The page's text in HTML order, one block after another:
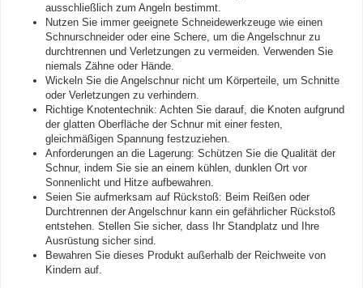
ausschließlich zum Angeln bestimmt.
Nutzen Sie immer geeignete Schneidewerkzeuge wie einen
Schnurschneider oder eine Schere, um die Angelschnur zu
durchtrennen und Verletzungen zu vermeiden. Verwenden Sie
niemals Zähne oder Hände.
Wickeln Sie die Angelschnur nicht um Körperteile, um Schnitte
oder Verletzungen zu verhindern.
Richtige Knotentechnik: Achten Sie darauf, die Knoten aufgrund
der glatten Oberfläche der Schnur mit einer festen,
gleichmäßigen Spannung festzuziehen.
Anforderungen an die Lagerung: Schützen Sie die Qualität der
Schnur, indem Sie sie an einem kühlen, dunklen Ort vor
Sonnenlicht und Hitze aufbewahren.
Seien Sie aufmerksam auf Rückstoß: Beim Reißen oder
Durchtrennen der Angelschnur kann ein gefährlicher Rückstoß
entstehen. Stellen Sie sicher, dass Ihr Standplatz und Ihre
Ausrüstung sicher sind.
Bewahren Sie dieses Produkt außerhalb der Reichweite von
Kindern auf.